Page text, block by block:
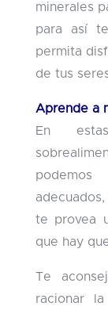
minerales
para así
permita
de tus
Aprende a
En
te provea
que hay
Te
racionar